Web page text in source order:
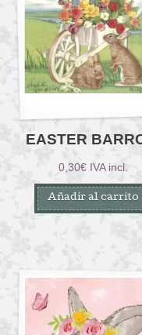
EASTER
0,30€ IVA incl.
Añadir al carrito